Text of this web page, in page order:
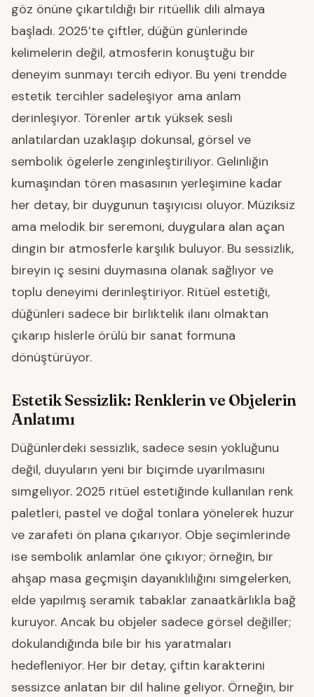
göz önüne çıkartıldığı bir ritüellik dili almaya
başladı. 2025’te çiftler, düğün günlerinde
kelimelerin değil, atmosferin konuştuğu bir
deneyim sunmayı tercih ediyor. Bu yeni trendde
estetik tercihler sadeleşiyor ama anlam
derinleşiyor. Törenler artık yüksek sesli
anlatılardan uzaklaşıp dokunsal, görsel ve
sembolik ögelerle zenginleştiriliyor. Gelinliğin
kumaşından tören masasının yerleşimine kadar
her detay, bir duygunun taşıyıcısı oluyor. Müziksiz
ama melodik bir seremoni, duygulara alan açan
dingin bir atmosferle karşılık buluyor. Bu sessizlik,
bireyin iç sesini duymasına olanak sağlıyor ve
toplu deneyimi derinleştiriyor. Ritüel estetiği,
düğünleri sadece bir birliktelik ilanı olmaktan
çıkarıp hislerle örülü bir sanat formuna
dönüştürüyor.
Estetik Sessizlik: Renklerin ve Objelerin
Anlatımı
Düğünlerdeki sessizlik, sadece sesin yokluğunu
değil, duyuların yeni bir biçimde uyarılmasını
simgeliyor. 2025 ritüel estetiğinde kullanılan renk
paletleri, pastel ve doğal tonlara yönelerek huzur
ve zarafeti ön plana çıkarıyor. Obje seçimlerinde
ise sembolik anlamlar öne çıkıyor; örneğin, bir
ahşap masa geçmişin dayanıklılığını simgelerken,
elde yapılmış seramik tabaklar zanaatkârlıkla bağ
kuruyor. Ancak bu objeler sadece görsel değiller;
dokulandığında bile bir his yaratmaları
hedefleniyor. Her bir detay, çiftin karakterini
sessizce anlatan bir dil haline geliyor. Örneğin, bir